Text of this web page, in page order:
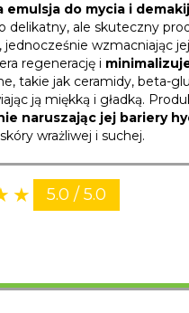
do mycia i
delikatny, ale skuteczny
jednocześnie wzmacniając jej
regenerację i
takie jak ceramidy, beta-
ją miękką i gładką.
naruszając jej bariery
wrażliwej i suchej.
5.0 / 5.0